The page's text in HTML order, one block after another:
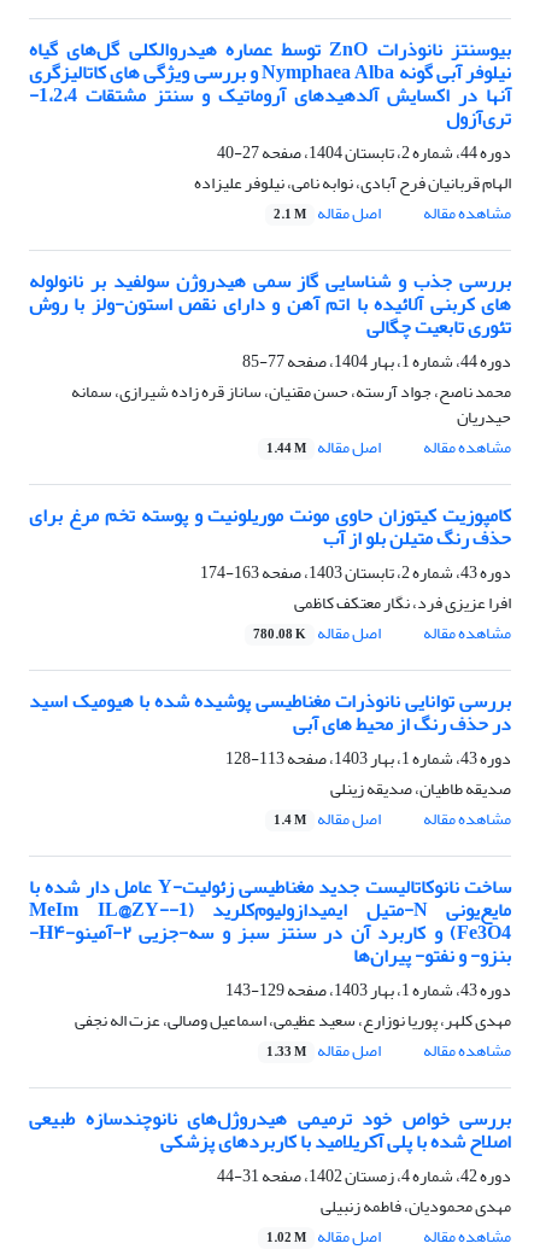
بیوسنتز نانوذرات ZnO توسط عصاره هیدروالکلی گل‌های گیاه
نیلوفر آبی گونه Nymphaea Alba و بررسی ویژگی های کاتالیز‌گری
آنها در اکسایش آلدهیدهای آروماتیک و سنتز مشتقات 1،2،4-
تری‌آزول
دوره 44، شماره 2، تابستان 1404، صفحه
27-40
الهام قربانیان فرح آبادی، نوابه نامی، نیلوفر علیزاده
مشاهده مقاله
اصل مقاله 2.1 M
بررسی جذب و شناسایی گاز سمی هیدروژن سولفید بر نانولوله
های کربنی آلائیده با اتم آهن و دارای نقص استون-ولز با روش
تئوری تابعیت چگالی
دوره 44، شماره 1، بهار 1404، صفحه
77-85
محمد ناصح، جواد آرسته، حسن مقنیان، ساناز قره زاده شیرازی، سمانه
حیدریان
مشاهده مقاله
اصل مقاله 1.44 M
کامپوزیت کیتوزان حاوی مونت موریلونیت و پوسته تخم مرغ برای
حذف رنگ متیلن بلو از آب
دوره 43، شماره 2، تابستان 1403، صفحه
163-174
افرا عزیزی فرد، نگار معتکف کاظمی
مشاهده مقاله
اصل مقاله 780.08 K
بررسی توانایی نانوذرات مغناطیسی پوشیده شده با هیومیک اسید
در حذف رنگ از محیط های آبی
دوره 43، شماره 1، بهار 1403، صفحه
113-128
صدیقه طاطیان، صدیقه زینلی
مشاهده مقاله
اصل مقاله 1.4 M
ساخت نانوکاتالیست جدید مغناطیسی زئولیت-Y عامل دار شده با
مایع‌یونی N-متیل ایمیدازولیوم‌کلرید (1-MeIm IL@ZY-
Fe3O4) و کاربرد آن در سنتز سبز و سه-جزیی ۲-آمینو-H۴-
بنزو- و نفتو- پیران‌ها
دوره 43، شماره 1، بهار 1403، صفحه
129-143
مهدی کلهر، پوریا نوزارع، سعید عظیمی، اسماعیل وصالی، عزت اله نجفی
مشاهده مقاله
اصل مقاله 1.33 M
بررسی خواص خود ترمیمی هیدروژل‌های نانوچندسازه طبیعی
اصلاح شده با پلی آکریلامید با کاربردهای پزشکی
دوره 42، شماره 4، زمستان 1402، صفحه
31-44
مهدی محمودیان، فاطمه زنبیلی
مشاهده مقاله
اصل مقاله 1.02 M